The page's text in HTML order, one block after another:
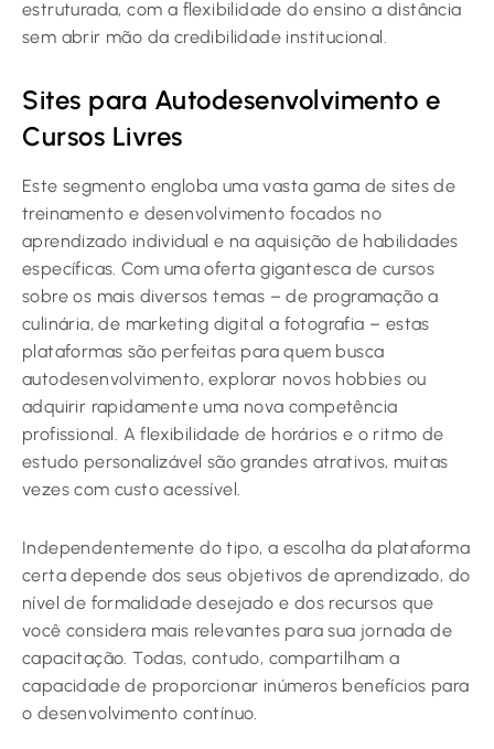
estruturada, com a flexibilidade do ensino a distância
sem abrir mão da credibilidade institucional.
Sites para Autodesenvolvimento e
Cursos Livres
Este segmento engloba uma vasta gama de sites de
treinamento e desenvolvimento focados no
aprendizado individual e na aquisição de habilidades
específicas. Com uma oferta gigantesca de cursos
sobre os mais diversos temas – de programação a
culinária, de marketing digital a fotografia – estas
plataformas são perfeitas para quem busca
autodesenvolvimento, explorar novos hobbies ou
adquirir rapidamente uma nova competência
profissional. A flexibilidade de horários e o ritmo de
estudo personalizável são grandes atrativos, muitas
vezes com custo acessível.
Independentemente do tipo, a escolha da plataforma
certa depende dos seus objetivos de aprendizado, do
nível de formalidade desejado e dos recursos que
você considera mais relevantes para sua jornada de
capacitação. Todas, contudo, compartilham a
capacidade de proporcionar inúmeros benefícios para
o desenvolvimento contínuo.